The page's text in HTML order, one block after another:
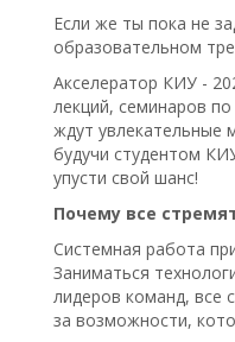
Если же ты пока не
образовательном
Акселератор КИУ -
лекций, семинаров
ждут увлекательные
будучи студентом
упусти свой шанс!
Почему все
Системная работа
Заниматься
лидеров команд, все
за возможности,